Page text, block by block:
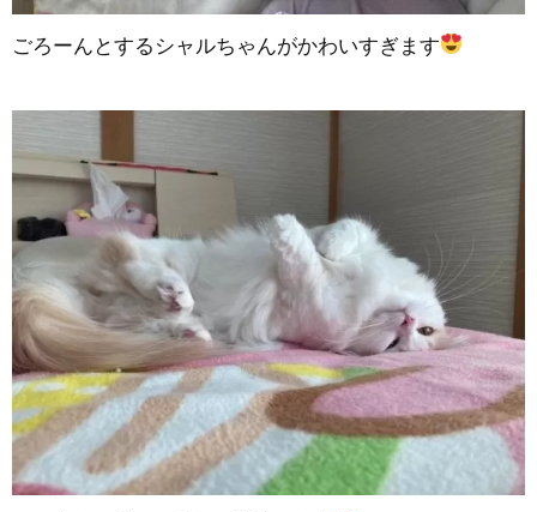
ごろーんとするシャルちゃんがかわいすぎます